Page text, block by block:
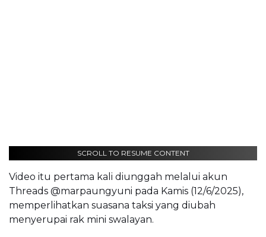
SCROLL TO RESUME CONTENT
Video itu pertama kali diunggah melalui akun
Threads @marpaungyuni pada Kamis (12/6/2025),
memperlihatkan suasana taksi yang diubah
menyerupai rak mini swalayan.